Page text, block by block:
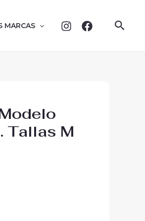
MARCAS
Tallas M